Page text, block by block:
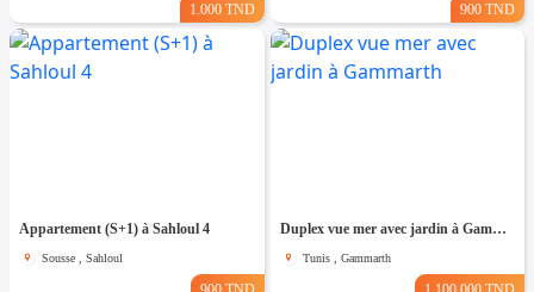
1.000 TND 900 TND
Appartement (S+1) à Sahloul 4
Sousse , Sahloul
Duplex vue mer avec jardin à Gammarth
Tunis , Gammarth